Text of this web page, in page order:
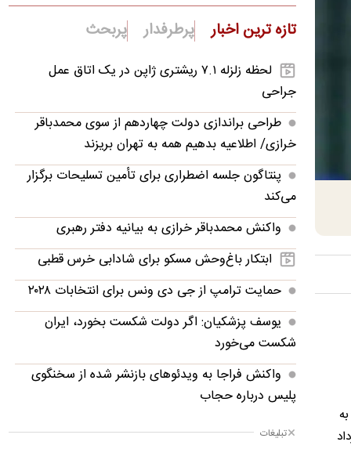
تازه ترین اخبار پرطرفدار پربحث
لحظه زلزله ۷.۱ ریشتری ژاپن در یک اتاق عمل
جراحی
طراحی براندازی دولت چهاردهم از سوی محمدباقر
خرازی/ اطلاعیه بدهیم همه به تهران بریزند
پنتاگون جلسه اضطراری برای تأمین تسلیحات برگزار
می‌کند
واکنش محمدباقر خرازی به بیانیه دفتر رهبری
ابتکار باغ‌وحش مسکو برای شادابی خرس قطبی
حمایت ترامپ از جی دی ونس برای انتخابات ۲۰۲۸
یوسف پزشکیان: اگر دولت شکست بخورد، ایران
شکست می‌خورد
واکنش فراجا به ویدئوهای بازنشر شده از سخنگوی
پلیس درباره حجاب
تغییر مهم در کالابرگ؛ زمانبندی‌ شارژ اعتبار عوض شد
تبلیغات